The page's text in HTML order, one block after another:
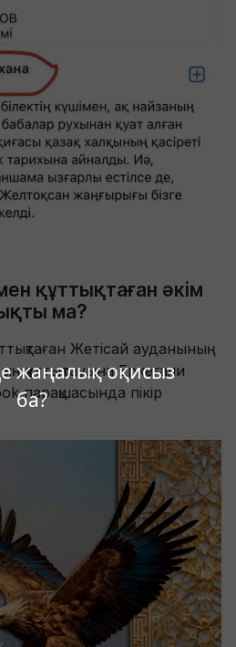
жаңалық оқисыз
ба?
құттықтаған әкім
ма?
Жетісай ауданының
құттықтауына Еркеғали
парақшасында пікір